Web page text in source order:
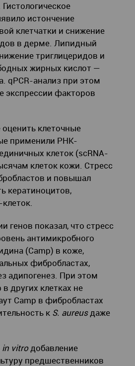
истончение
клетчатки и снижение
в дерме. Липидный
триглицеридов и
жирных кислот —
qPCR-анализ при этом
экспрессии факторов
клеточные
применили РНК-
клеток (scRNA-
клеток кожи. Стресс
и повышал
кератиноцитов,
генов показал, что стресс
антимикробного
(Camp) в коже,
фибробластах,
адипогенез. При этом
других клетках не
Camp в фибробластах
к S. aureusдаже
in vitro добавление
предшественников